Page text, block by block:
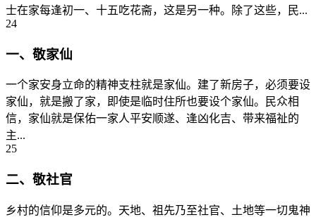
士在家每逢初一、十五吃花斋，这是另一种。除了这些，民...
24
一、敬家仙
一个家安身立命的精神支柱就是家仙。建了新房子，必须要设
家仙，就是搬了家，即使是临时住所也要设个家仙。民众相
信，家仙就是保佑一家人平安顺遂、逢凶化吉、带来福祉的
主...
25
二、敬社官
乡村的信仰是多元的。天地、祖先乃至社官、土地等一切鬼神